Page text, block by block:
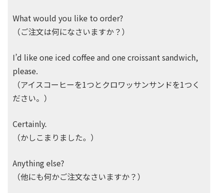
What would you like to order?
（ご注文は何になさいますか？）
I’d like one iced coffee and one croissant sandwich,
please.
（アイスコーヒーを1つとクロワッサンサンドを1つく
ださい。）
Certainly.
（かしこまりました。）
Anything else?
（他にも何かご注文なさいますか？）